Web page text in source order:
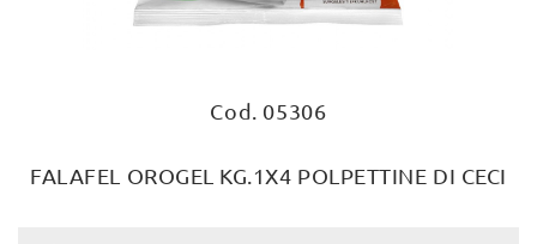
Cod. 05306
FALAFEL OROGEL KG.1X4 POLPETTINE DI CECI